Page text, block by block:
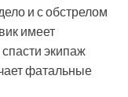
и с обстрелом
имеет
экипаж
фатальные